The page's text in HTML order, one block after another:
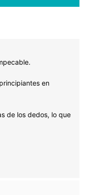
en
de los dedos, lo que